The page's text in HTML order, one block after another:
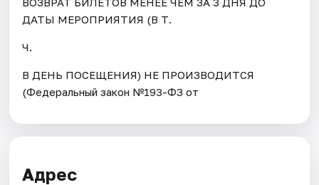
ДАТЫ МЕРОПРИЯТИЯ (В Т.
Ч.
В ДЕНЬ ПОСЕЩЕНИЯ) НЕ ПРОИЗВОДИТСЯ
(Федеральный закон №193-ФЗ от
Адрес